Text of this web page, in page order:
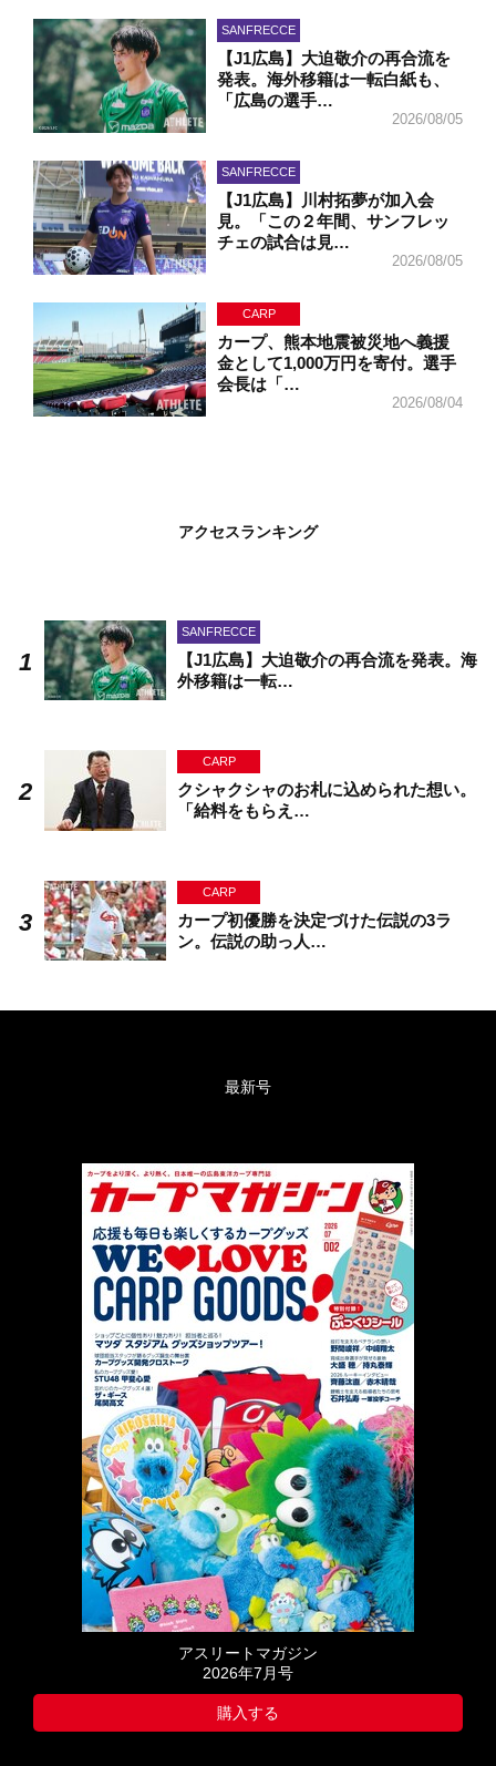
SANFRECCE
【J1広島】大迫敬介の再合流を
発表。海外移籍は一転白紙も、
「広島の選手…
2026/08/05
SANFRECCE
【J1広島】川村拓夢が加入会
見。「この２年間、サンフレッ
チェの試合は見…
2026/08/05
CARP
カープ、熊本地震被災地へ義援
金として1,000万円を寄付。選手
会長は「…
2026/08/04
アクセスランキング
SANFRECCE
【J1広島】大迫敬介の再合流を発表。海
外移籍は一転…
CARP
クシャクシャのお札に込められた想い。
「給料をもらえ…
CARP
カープ初優勝を決定づけた伝説の3ラ
ン。伝説の助っ人…
最新号
アスリートマガジン
2026年7月号
購入する